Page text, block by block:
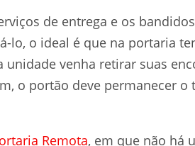
de entrega e os
lo, o ideal é que na portaria
venha retirar suas
o portão deve permanecer o
Remota, em que não há